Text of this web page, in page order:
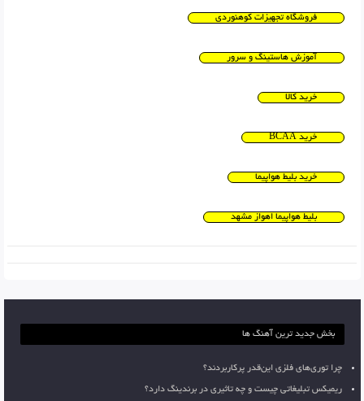
فروشگاه تجهیزات کوهنوردی
آموزش هاستینگ و سرور
خرید کالا
خرید BCAA
خرید بلیط هواپیما
بلیط هواپیما اهواز مشهد
بخش جدید ترین آهنگ ها
چرا توری‌های فلزی این‌قدر پرکاربردند؟
ریمیکس تبلیغاتی چیست و چه تاثیری در برندینگ دارد؟